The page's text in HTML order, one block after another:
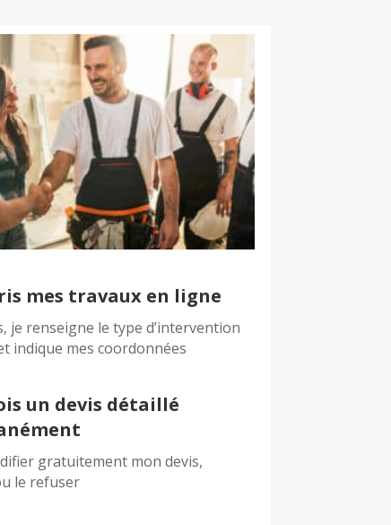
mes travaux en ligne
je renseigne le type d’intervention
indique mes coordonnées
un devis détaillé
gratuitement mon devis,
le refuser